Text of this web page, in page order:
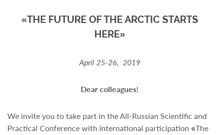
«THE FUTURE OF THE ARCTIC STARTS
HERE»
April 25-26, 2019
Dear colleagues!
We invite you to take part in the All-Russian Scientific and
Practical Conference with international participation «The